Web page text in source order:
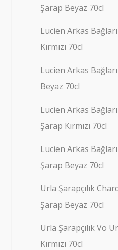
Şarap Beyaz 70cl
Lucien Arkas
Kırmızı 70cl
Lucien Arkas
Beyaz 70cl
Lucien Arkas
Şarap Kırmızı 70cl
Lucien Arkas
Şarap Beyaz 70cl
Urla Şarapçılık
Şarap Beyaz 70cl
Urla Şarapçılık Vo
Kırmızı 70cl